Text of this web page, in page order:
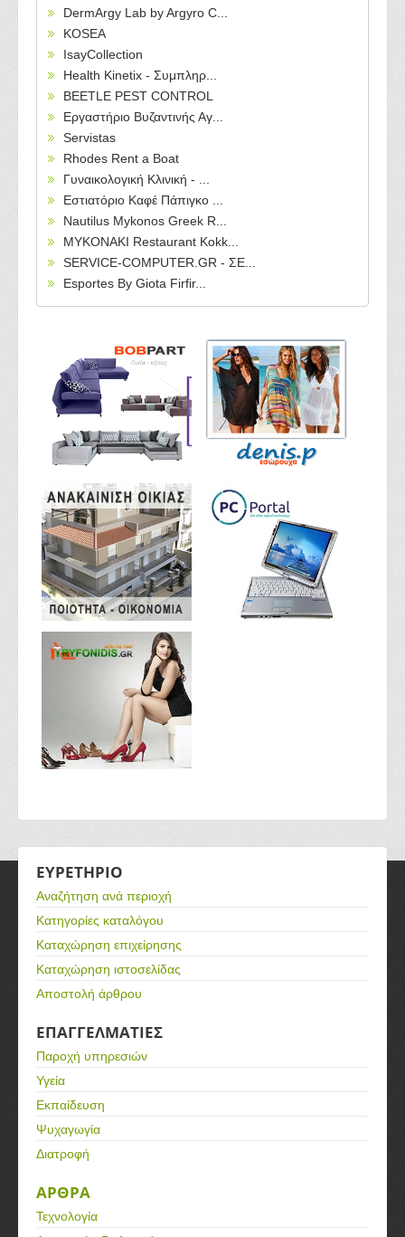
DermArgy Lab by Argyro C...
KOSEA
IsayCollection
Health Kinetix - Συμπληρ...
BEETLE PEST CONTROL
Εργαστήριο Βυζαντινής Αγ...
Servistas
Rhodes Rent a Boat
Γυναικολογική Κλινική - ...
Εστιατόριο Καφέ Πάπιγκο ...
Nautilus Mykonos Greek R...
MYKONAKI Restaurant Kokk...
SERVICE-COMPUTER.GR - ΣΕ...
Esportes By Giota Firfir...
ΕΥΡΕΤΗΡΙΟ
Αναζήτηση ανά περιοχή
Κατηγορίες καταλόγου
Καταχώρηση επιχείρησης
Καταχώρηση ιστοσελίδας
Αποστολή άρθρου
ΕΠΑΓΓΕΛΜΑΤΙΕΣ
Παροχή υπηρεσιών
Υγεία
Εκπαίδευση
Ψυχαγωγία
Διατροφή
ΑΡΘΡΑ
Τεχνολογία